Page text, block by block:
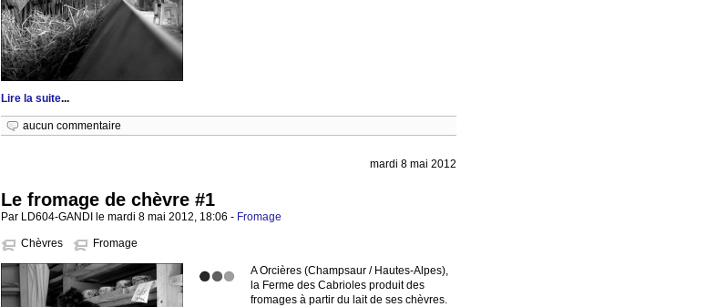
Lire la suite...
aucun commentaire
mardi 8 mai 2012
Le fromage de chèvre #1
Par LD604-GANDI le mardi 8 mai 2012, 18:06 - Fromage
Chèvres Fromage
A Orcières (Champsaur / Hautes-Alpes),
la Ferme des Cabrioles produit des
fromages à partir du lait de ses chèvres.